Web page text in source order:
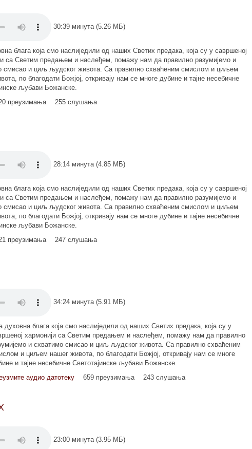
30:39 минута (5.26 МБ)
блага која смо наслиједили од наших Светих предака, која су у савршеној
са Светим предањем и наслеђем, помажу нам да правилно разумијемо и
смисао и циљ људског живота. Са правилно схваћеним смислом и циљем
по благодати Божјој, откривају нам се многе дубине и тајне несебичне
љубави Божанске.
преузимања 255 слушања
28:14 минута (4.85 МБ)
блага која смо наслиједили од наших Светих предака, која су у савршеној
са Светим предањем и наслеђем, помажу нам да правилно разумијемо и
смисао и циљ људског живота. Са правилно схваћеним смислом и циљем
по благодати Божјој, откривају нам се многе дубине и тајне несебичне
љубави Божанске.
преузимања 247 слушања
34:24 минута (5.91 МБ)
духовна блага која смо наслиједили од наших Светих предака, која су у
хармонији са Светим предањем и наслеђем, помажу нам да правилно
и схватимо смисао и циљ људског живота. Са правилно схваћеним
и циљем нашег живота, по благодати Божјој, откривају нам се многе
и тајне несебичне Светотајинске љубави Божанске.
аудио датотеку
659 преузимања 243 слушања
23:00 минута (3.95 МБ)